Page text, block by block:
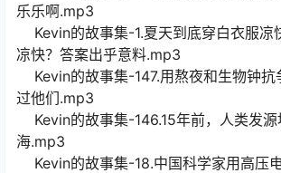
乐乐啊.mp3
Kevin的故事集-1.夏天到底穿白衣服凉
凉快？答案出乎意料.mp3
Kevin的故事集-147.用熬夜和生物钟抗
过他们.mp3
Kevin的故事集-146.15年前，人类发源
海.mp3
Kevin的故事集-18.中国科学家用高压